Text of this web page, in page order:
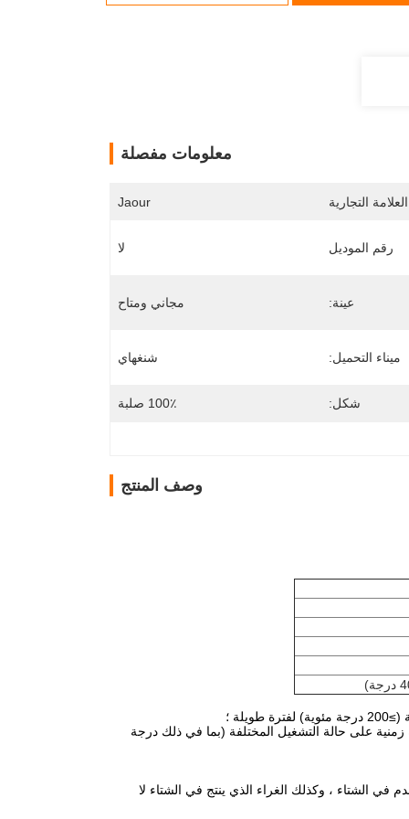
معلومات مفصلة
التجارية Jaour
رقم الموديل لا
عينة: مجاني ومتاح
ميناء التحميل: شنغهاي
شكل: 100٪ صلبة
وصف المنتج
على حالة التشغيل المختلفة (بما في ذلك درجة
الشتاء ، وكذلك الغراء الذي ينتج في الشتاء لا